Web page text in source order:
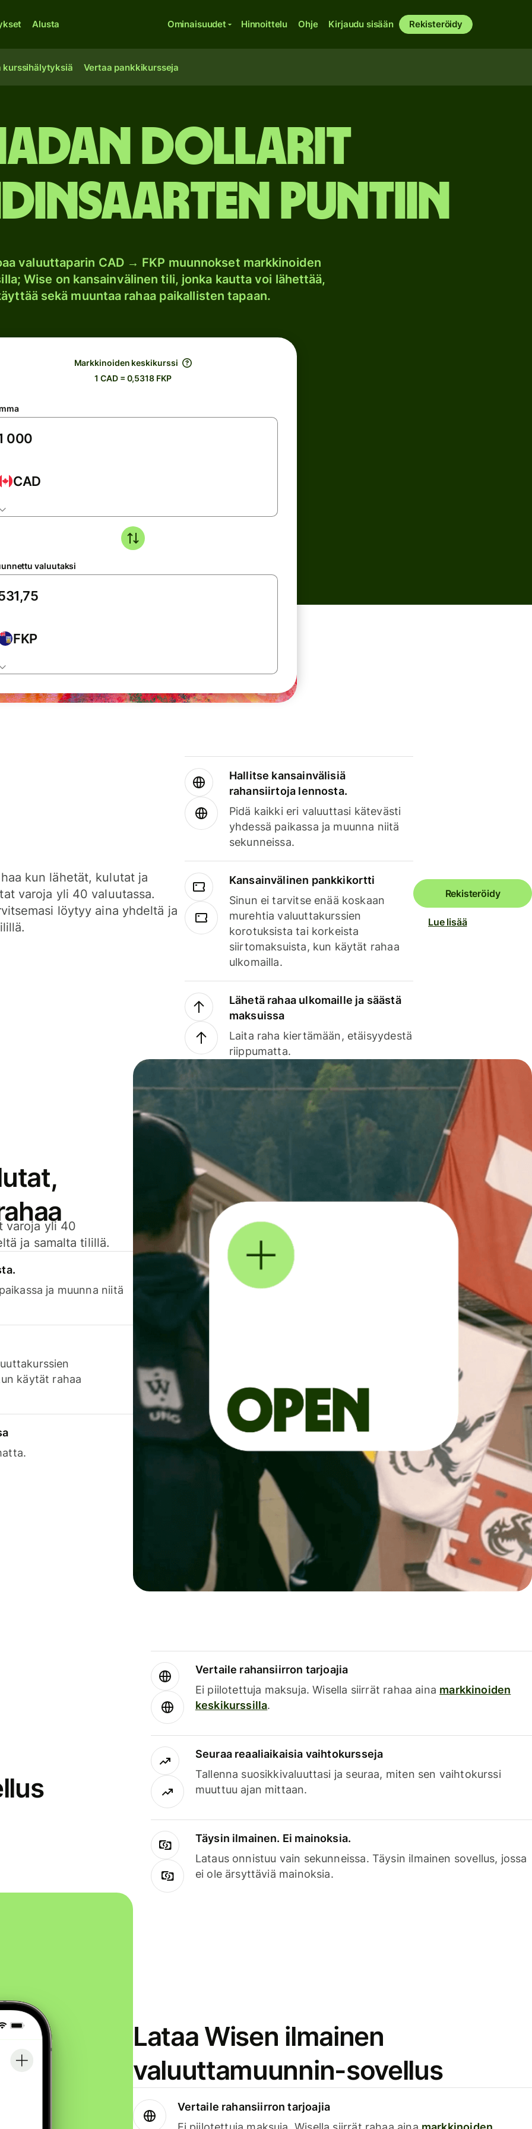
Alusta Ominaisuudet Hinnoittelu Ohje Kirjaudu sisään Rekisteröidy
kurssihälytyksiä Vertaa pankkikursseja
dollarit
puntiin
valuuttaparin CAD → FKP muunnokset markkinoiden
Wise on kansainvälinen tili, jonka kautta voi lähettää,
sekä muuntaa rahaa paikallisten tapaan.
Markkinoiden keskikurssi
1 CAD = 0,5318 FKP
CAD
valuutaksi
FKP
kun lähetät, kulutat ja
varoja yli 40 valuutassa.
löytyy aina yhdeltä ja
Hallitse kansainvälisiä
rahansiirtoja lennosta.
Pidä kaikki eri valuuttasi kätevästi
yhdessä paikassa ja muunna niitä
sekunneissa.
Kansainvälinen pankkikortti
Sinun ei tarvitse enää koskaan
murehtia valuuttakurssien
korotuksista tai korkeista
siirtomaksuista, kun käytät rahaa
ulkomailla.
Lähetä rahaa ulkomaille ja säästä
maksuissa
Laita raha kiertämään, etäisyydestä
riippumatta.
Rekisteröidy
Lue lisää
varoja yli 40
ja samalta tilillä.
ja muunna niitä
käytät rahaa
Vertaile rahansiirron tarjoajia
Ei piilotettuja maksuja. Wisella siirrät rahaa aina markkinoiden
keskikurssilla.
Seuraa reaaliaikaisia vaihtokursseja
Tallenna suosikkivaluuttasi ja seuraa, miten sen vaihtokurssi
muuttuu ajan mittaan.
Täysin ilmainen. Ei mainoksia.
Lataus onnistuu vain sekunneissa. Täysin ilmainen sovellus, jossa
ei ole ärsyttäviä mainoksia.
Lataa Wisen ilmainen
valuuttamuunnin-sovellus
Vertaile rahansiirron tarjoajia